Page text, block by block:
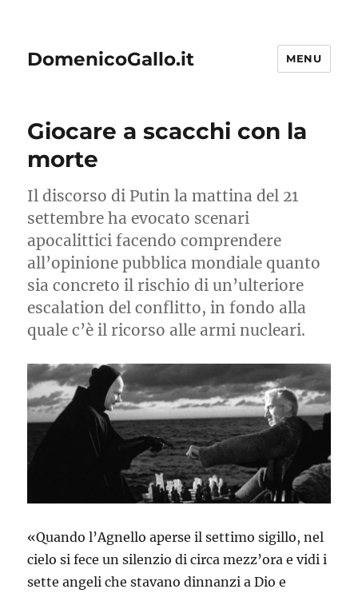
DomenicoGallo.it MENU
Giocare a scacchi con la
morte
Il discorso di Putin la mattina del 21
settembre ha evocato scenari
apocalittici facendo comprendere
all’opinione pubblica mondiale quanto
sia concreto il rischio di un’ulteriore
escalation del conflitto, in fondo alla
quale c’è il ricorso alle armi nucleari.
«Quando l’Agnello aperse il settimo sigillo, nel
cielo si fece un silenzio di circa mezz’ora e vidi i
sette angeli che stavano dinnanzi a Dio e